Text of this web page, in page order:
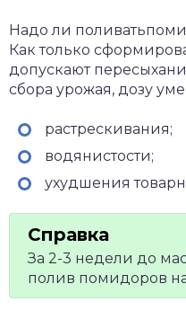
Надо ли
Как только
допускают
сбора урожая, дозу
растрескивания;
водянистости;
ухудшения
За 2-3 недели до
полив помидоров